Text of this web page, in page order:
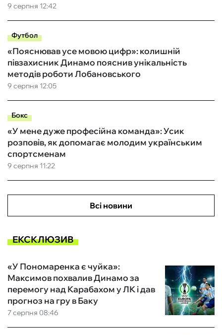
9 серпня 12:42
Футбол
9 серпня 12:05
«Пояснював усе мовою цифр»: колишній
півзахисник Динамо пояснив унікальність
методів роботи Лобановського
Бокс
9 серпня 11:22
«У мене дуже професійна команда»: Усик
розповів, як допомагає молодим українським
спортсменам
Всі новини
ЕКСКЛЮЗИВ
7 серпня 08:46
«У Пономаренка є чуйка»:
Максимов похвалив Динамо за
перемогу над Карабахом у ЛК і дав
прогноз на гру в Баку